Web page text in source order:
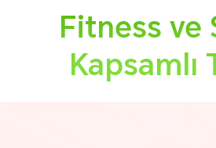
Fitness ve
Kapsamlı